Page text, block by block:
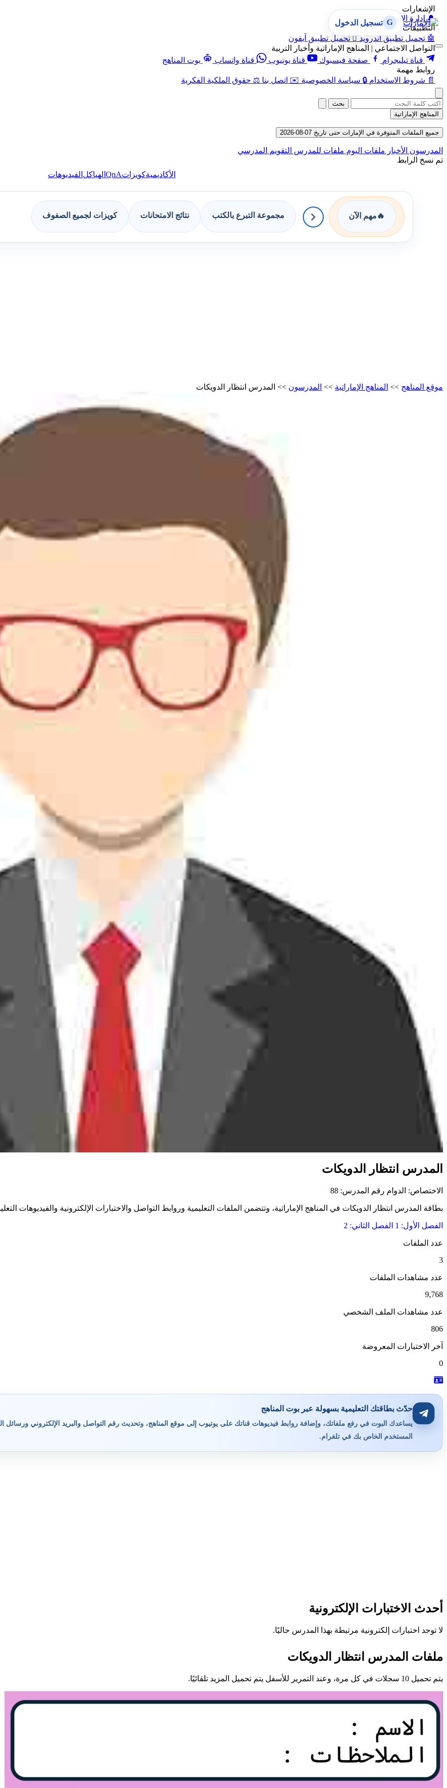
الإشعارات
🔔 إدارة الإشعارات
التطبيقات
🤖 تحميل تطبيق أندرويد  تحميل تطبيق آيفون
التواصل الاجتماعي | المناهج الإماراتية وأخبار التربية
قناة تيليجرام
صفحة فيسبوك قناة يوتيوب قناة واتساب
بوت المناهج
روابط مهمة
📄 شروط الاستخدام 🔒 سياسة الخصوصية ✉️ اتصل بنا ⚖️ حقوق الملكية الفكرية
G تسجيل الدخول
بحث
المناهج الإماراتية
جميع الملفات المتوفرة في الإمارات حتى تاريخ 07-08-2026
المدرسون الأخبار ملفات اليوم ملفات للمدرس التقويم المدرسي
تم نسخ الرابط
الأكاديميةكويزاتQnA الهياكل الفيديوهات
🔥 مهم الآن مجموعة التبرع بالكتب نتائج الامتحانات كويزات لجميع الصفوف
موقع المناهج >> المناهج الإماراتية >> المدرسون >> المدرس انتظار الدويكات
المدرس انتظار الدويكات
الاختصاص: الدوام رقم المدرس: 88
بطاقة المدرس انتظار الدويكات في المناهج الإماراتية، وتتضمن الملفات التعليمية وروابط التواصل والاختبارات الإلكترونية والفيديوهات
الفصل الأول: 1 الفصل الثاني: 2
عدد الملفات
3
عدد مشاهدات الملفات
9,768
عدد مشاهدات الملف الشخصي
806
آخر الاختبارات المعروضة
0
حدّث بطاقتك التعليمية بسهولة عبر بوت المناهج
يساعدك البوت في رفع ملفاتك، وإضافة روابط فيديوهات قناتك على يوتيوب إلى موقع المناهج، وتحديث رقم التواصل والبريد الإلكتروني ورسائل
المستخدم الخاص بك في تلغرام.
أحدث الاختبارات الإلكترونية
لا توجد اختبارات إلكترونية مرتبطة بهذا المدرس حاليًا.
ملفات المدرس انتظار الدويكات
يتم تحميل 10 سجلات في كل مرة، وعند التمرير للأسفل يتم تحميل المزيد تلقائيًا.